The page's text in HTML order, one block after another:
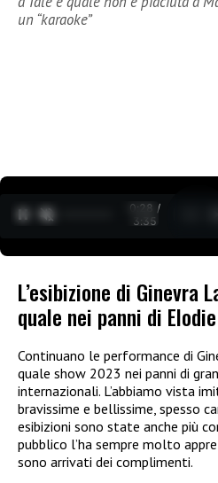
un “karaoke”
0:30 /
3:35
L’esibizione di Ginevra
quale nei panni di Elodie
Continuano le performance di
quale show 2023 nei panni di
internazionali. L’abbiamo vista
bravissime e bellissime, spesso
esibizioni sono state anche più
pubblico l’ha sempre molto
sono arrivati dei complimenti.